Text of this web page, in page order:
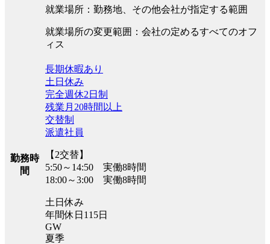
就業場所：勤務地、その他会社が指定する範囲
就業場所の変更範囲：会社の定めるすべてのオフ
ィス
勤務時
間
長期休暇あり
土日休み
完全週休2日制
残業月20時間以上
交替制
派遣社員
【2交替】
5:50～14:50 実働8時間
18:00～3:00 実働8時間
土日休み
年間休日115日
GW
夏季